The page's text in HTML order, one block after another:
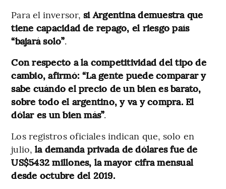
Para el inversor,si Argentina demuestra que
tiene capacidad de repago, el riesgo país
“bajará solo”.
Con respecto a la competitividad del tipo de
cambio, afirmó: “La gente puede comparar y
sabe cuándo el precio de un bien es barato,
sobre todo el argentino, y va y compra. El
dólar es un bien más”.
Los registros oficiales indican que, solo en
julio,la demanda privada de dólares fue de
US$5432 millones, la mayor cifra mensual
desde octubre del 2019.